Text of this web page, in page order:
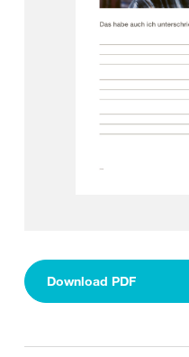
Download PDF